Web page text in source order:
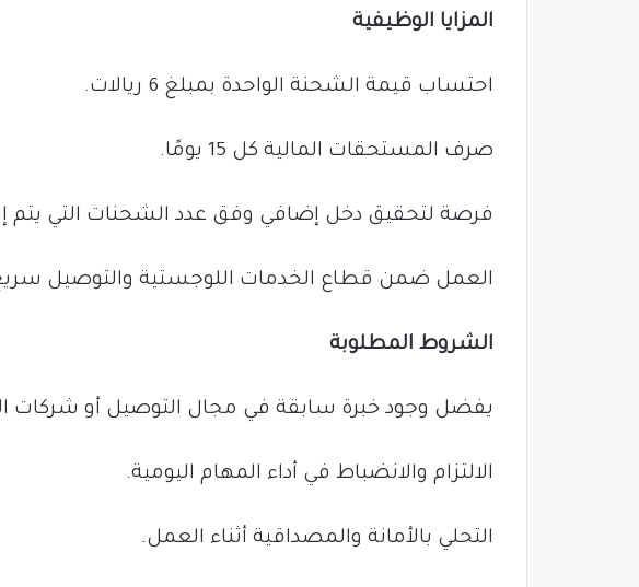
المزايا الوظيفية
احتساب قيمة الشحنة الواحدة بمبلغ 6 ريالات.
صرف المستحقات المالية كل 15 يومًا.
فرصة لتحقيق دخل إضافي وفق عدد الشحنات التي يتم
العمل ضمن قطاع الخدمات اللوجستية والتوصيل
الشروط المطلوبة
يفضل وجود خبرة سابقة في مجال التوصيل أو شركات
الالتزام والانضباط في أداء المهام اليومية.
التحلي بالأمانة والمصداقية أثناء العمل.